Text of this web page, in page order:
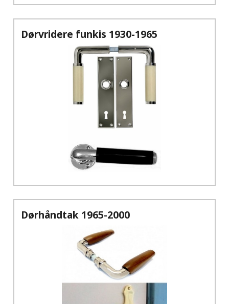
Dørvridere funkis 1930-1965
Dørhåndtak 1965-2000